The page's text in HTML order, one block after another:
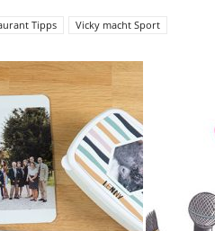
Tipps Vicky macht Sport